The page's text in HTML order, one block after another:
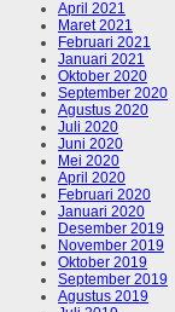
April 2021
Maret 2021
Februari 2021
Januari 2021
Oktober 2020
September 2020
Agustus 2020
Juli 2020
Juni 2020
Mei 2020
April 2020
Februari 2020
Januari 2020
Desember 2019
November 2019
Oktober 2019
September 2019
Agustus 2019